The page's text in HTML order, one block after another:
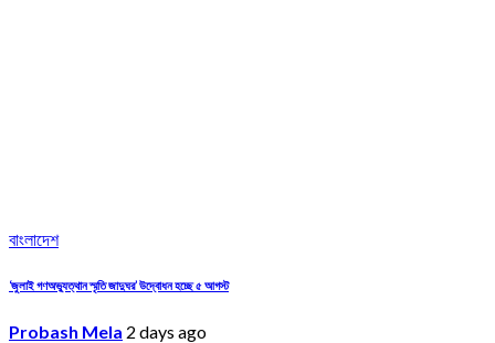
বাংলাদেশ
‘জুলাই গণঅভ্যুত্থান স্মৃতি জাদুঘর’ উদ্বোধন হচ্ছে ৫ আগস্ট
Probash Mela 2 days ago